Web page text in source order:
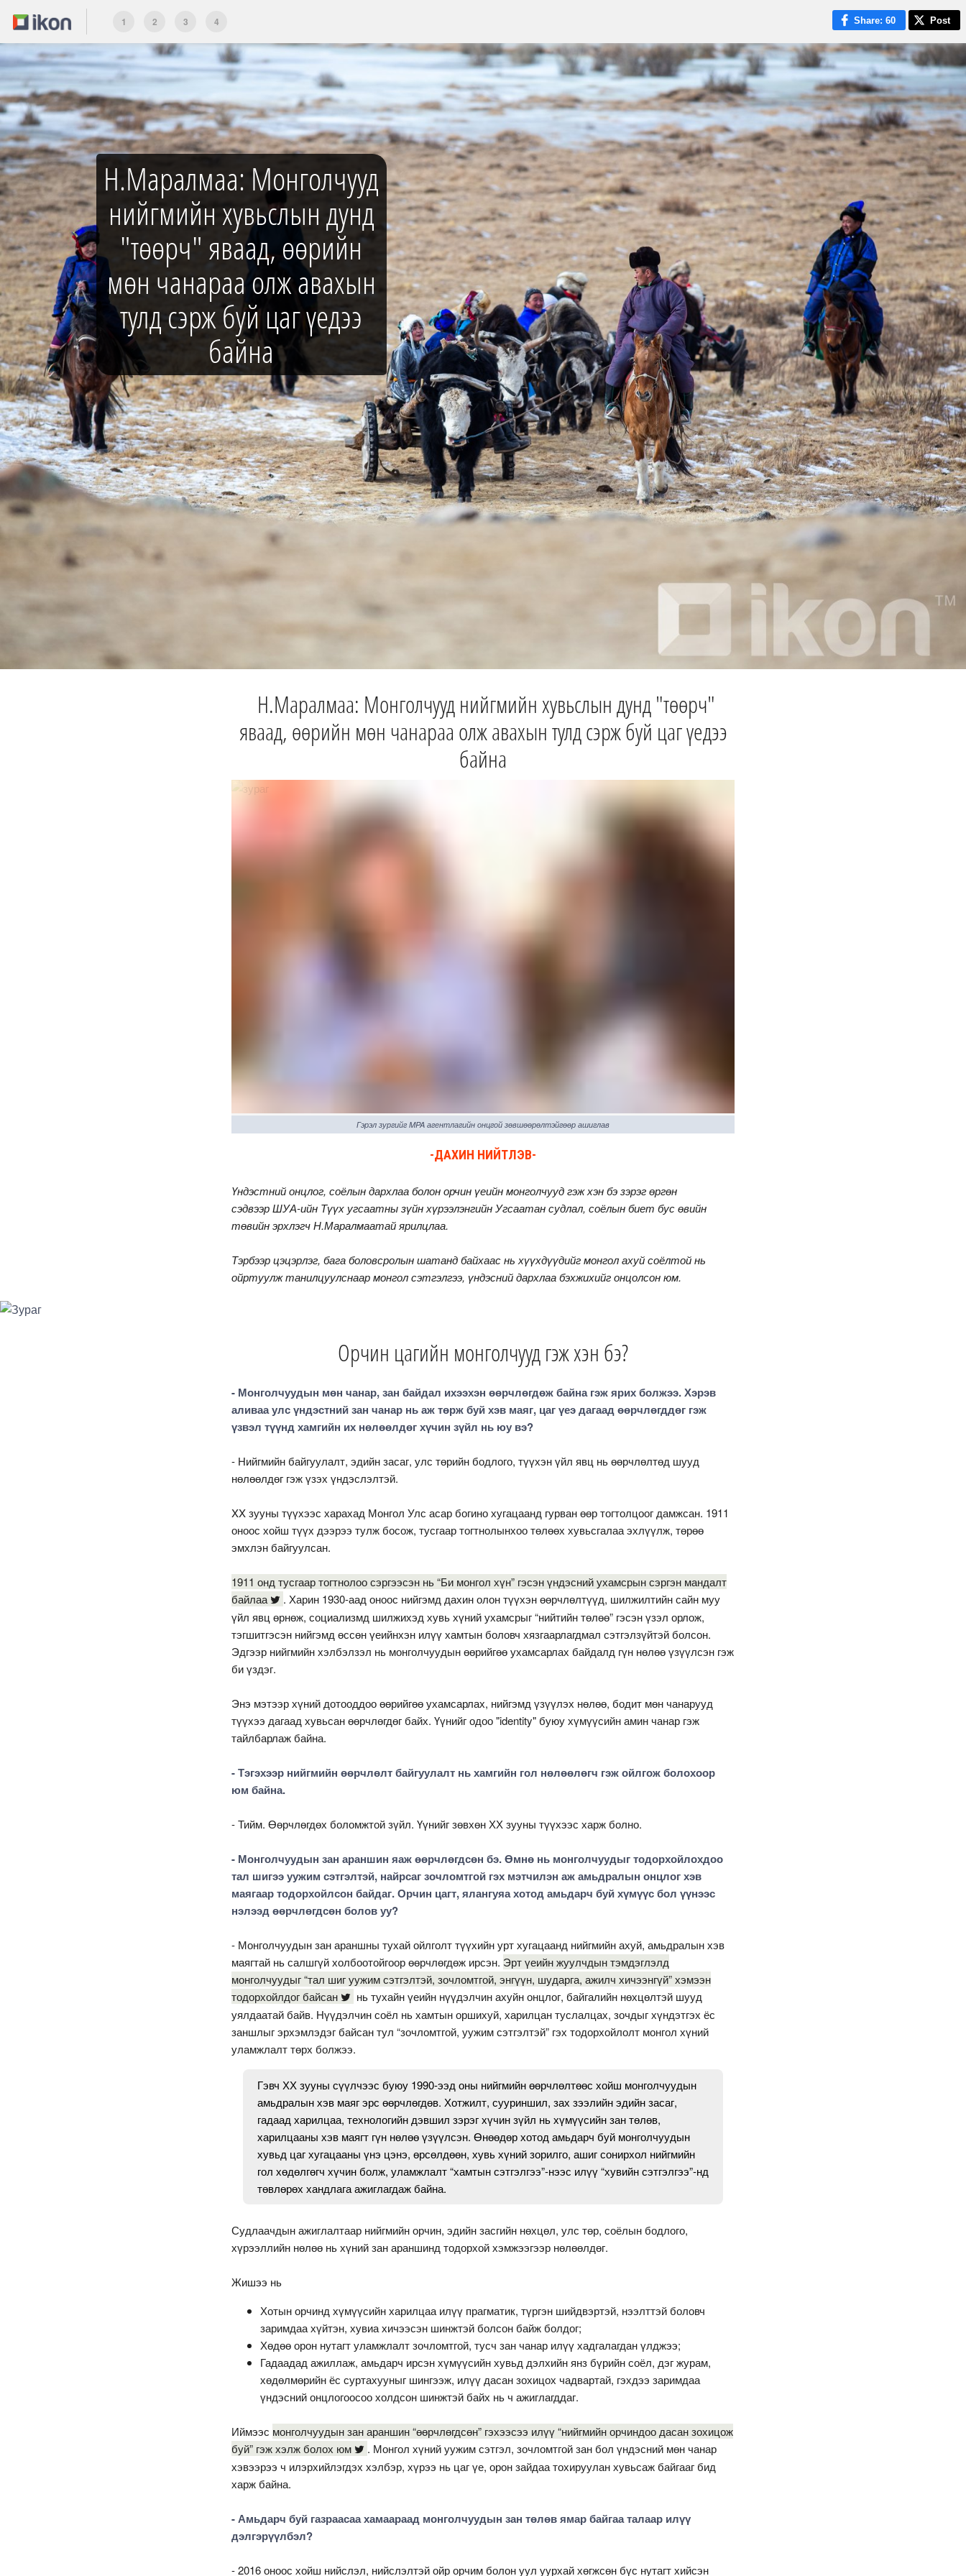
1 2 3 4 Share: 60 Post
Н.Маралмаа: Монголчууд
нийгмийн хувьслын дунд
"төөрч" яваад, өөрийн
мөн чанараа олж авахын
тулд сэрж буй цаг үедээ
байна
Н.Маралмаа: Монголчууд нийгмийн хувьслын дунд "төөрч"
яваад, өөрийн мөн чанараа олж авахын тулд сэрж буй цаг үедээ
байна
Гэрэл зургийг MPA агентлагийн онцгой зөвшөөрөлтэйгөөр ашиглав
-ДАХИН НИЙТЛЭВ-
Үндэстний онцлог, соёлын дархлаа болон орчин үеийн монголчууд гэж хэн бэ зэрэг өргөн
сэдвээр ШУА-ийн Түүх угсаатны зүйн хүрээлэнгийн Угсаатан судлал, соёлын биет бус өвийн
төвийн эрхлэгч Н.Маралмаатай ярилцлаа.
Тэрбээр цэцэрлэг, бага боловсролын шатанд байхаас нь хүүхдүүдийг монгол ахуй соёлтой нь
ойртуулж танилцуулснаар монгол сэтгэлгээ, үндэсний дархлаа бэхжихийг онцолсон юм.
Орчин цагийн монголчууд гэж хэн бэ?
- Монголчуудын мөн чанар, зан байдал ихээхэн өөрчлөгдөж байна гэж ярих болжээ. Хэрэв
аливаа улс үндэстний зан чанар нь аж төрж буй хэв маяг, цаг үеэ дагаад өөрчлөгддөг гэж
үзвэл түүнд хамгийн их нөлөөлдөг хүчин зүйл нь юу вэ?
- Нийгмийн байгуулалт, эдийн засаг, улс төрийн бодлого, түүхэн үйл явц нь өөрчлөлтөд шууд
нөлөөлдөг гэж үзэх үндэслэлтэй.
XX зууны түүхээс харахад Монгол Улс асар богино хугацаанд гурван өөр тогтолцоог дамжсан. 1911
оноос хойш түүх дээрээ тулж босож, тусгаар тогтнолынхоо төлөөх хувьсгалаа эхлүүлж, төрөө
эмхлэн байгуулсан.
1911 онд тусгаар тогтнолоо сэргээсэн нь “Би монгол хүн” гэсэн үндэсний ухамсрын сэргэн мандалт
байлаа
. Харин 1930-аад оноос нийгэмд дахин олон түүхэн өөрчлөлтүүд, шилжилтийн сайн муу
үйл явц өрнөж, социализмд шилжихэд хувь хүний ухамсрыг “нийтийн төлөө” гэсэн үзэл орлож,
тэгшитгэсэн нийгэмд өссөн үеийнхэн илүү хамтын боловч хязгаарлагдмал сэтгэлзүйтэй болсон.
Эдгээр нийгмийн хэлбэлзэл нь монголчуудын өөрийгөө ухамсарлах байдалд гүн нөлөө үзүүлсэн гэж
би үздэг.
Энэ мэтээр хүний дотооддоо өөрийгөө ухамсарлах, нийгэмд үзүүлэх нөлөө, бодит мөн чанарууд
түүхээ дагаад хувьсан өөрчлөгдөг байх. Үүнийг одоо "identity" буюу хүмүүсийн амин чанар гэж
тайлбарлаж байна.
- Тэгэхээр нийгмийн өөрчлөлт байгуулалт нь хамгийн гол нөлөөлөгч гэж ойлгож болохоор
юм байна.
- Тийм. Өөрчлөгдөх боломжтой зүйл. Үүнийг зөвхөн ХХ зууны түүхээс харж болно.
- Монголчуудын зан араншин яаж өөрчлөгдсөн бэ. Өмнө нь монголчуудыг тодорхойлохдоо
тал шигээ уужим сэтгэлтэй, найрсаг зочломтгой гэх мэтчилэн аж амьдралын онцлог хэв
маягаар тодорхойлсон байдаг. Орчин цагт, ялангуяа хотод амьдарч буй хүмүүс бол үүнээс
нэлээд өөрчлөгдсөн болов уу?
- Монголчуудын зан араншны тухай ойлголт түүхийн урт хугацаанд нийгмийн ахуй, амьдралын хэв
маягтай нь салшгүй холбоотойгоор өөрчлөгдөж ирсэн. Эрт үеийн жуулчдын тэмдэглэлд
монголчуудыг “тал шиг уужим сэтгэлтэй, зочломтгой, энгүүн, шударга, ажилч хичээнгүй” хэмээн
тодорхойлдог байсан
нь тухайн үеийн нүүдэлчин ахуйн онцлог, байгалийн нөхцөлтэй шууд
уялдаатай байв. Нүүдэлчин соёл нь хамтын оршихуй, харилцан туслалцах, зочдыг хүндэтгэх ёс
заншлыг эрхэмлэдэг байсан тул “зочломтгой, уужим сэтгэлтэй” гэх тодорхойлолт монгол хүний
уламжлалт төрх болжээ.
Гэвч ХХ зууны сүүлчээс буюу 1990-ээд оны нийгмийн өөрчлөлтөөс хойш монголчуудын
амьдралын хэв маяг эрс өөрчлөгдөв. Хотжилт, сууриншил, зах зээлийн эдийн засаг,
гадаад харилцаа, технологийн дэвшил зэрэг хүчин зүйл нь хүмүүсийн зан төлөв,
харилцааны хэв маягт гүн нөлөө үзүүлсэн. Өнөөдөр хотод амьдарч буй монголчуудын
хувьд цаг хугацааны үнэ цэнэ, өрсөлдөөн, хувь хүний зорилго, ашиг сонирхол нийгмийн
гол хөдөлгөгч хүчин болж, уламжлалт “хамтын сэтгэлгээ”-нээс илүү “хувийн сэтгэлгээ”-нд
төвлөрөх хандлага ажиглагдаж байна.
Судлаачдын ажиглалтаар нийгмийн орчин, эдийн засгийн нөхцөл, улс төр, соёлын бодлого,
хүрээллийн нөлөө нь хүний зан араншинд тодорхой хэмжээгээр нөлөөлдөг.
Жишээ нь
Хотын орчинд хүмүүсийн харилцаа илүү прагматик, түргэн шийдвэртэй, нээлттэй боловч
заримдаа хүйтэн, хувиа хичээсэн шинжтэй болсон байж болдог;
Хөдөө орон нутагт уламжлалт зочломтгой, тусч зан чанар илүү хадгалагдан үлджээ;
Гадаадад ажиллаж, амьдарч ирсэн хүмүүсийн хувьд дэлхийн янз бүрийн соёл, дэг журам,
хөдөлмөрийн ёс суртахууныг шингээж, илүү дасан зохицох чадвартай, гэхдээ заримдаа
үндэсний онцлогоосоо холдсон шинжтэй байх нь ч ажиглагддаг.
Иймээс монголчуудын зан араншин “өөрчлөгдсөн” гэхээсээ илүү “нийгмийн орчиндоо дасан зохицож
буй” гэж хэлж болох юм
. Монгол хүний уужим сэтгэл, зочломтгой зан бол үндэсний мөн чанар
хэвээрээ ч илэрхийлэгдэх хэлбэр, хүрээ нь цаг үе, орон зайдаа тохируулан хувьсаж байгааг бид
харж байна.
- Амьдарч буй газраасаа хамаараад монголчуудын зан төлөв ямар байгаа талаар илүү
дэлгэрүүлбэл?
- 2016 оноос хойш нийслэл, нийслэлтэй ойр орчим болон уул уурхай хөгжсөн бүс нутагт хийсэн